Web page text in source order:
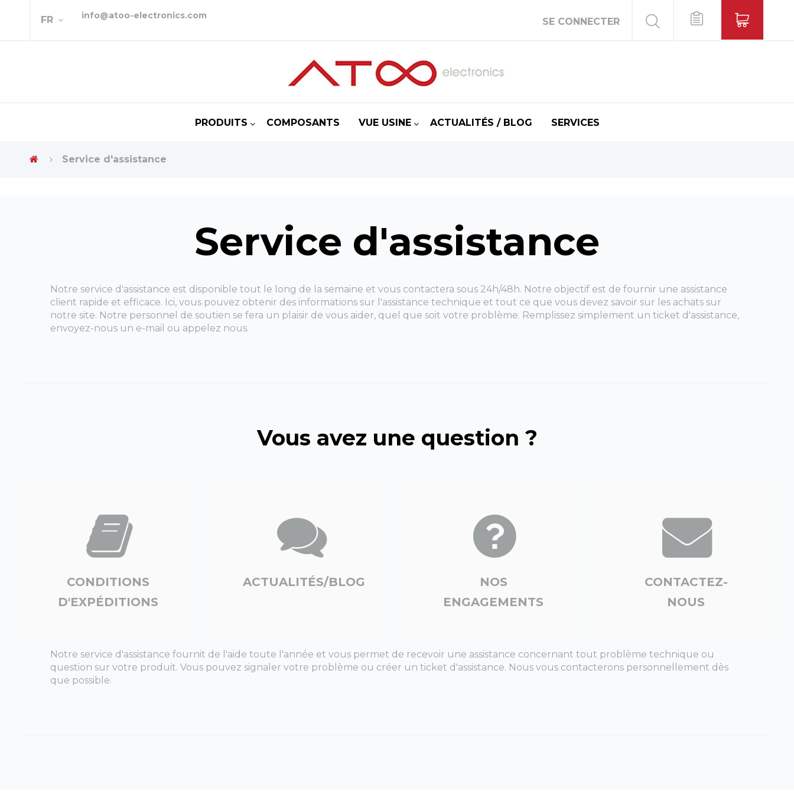
FR info@atoo-electronics.com
SE CONNECTER
PRODUITS COMPOSANTS VUE USINE ACTUALITÉS / BLOG SERVICES
Service d'assistance
Service d'assistance
Notre service d'assistance est disponible tout le long de la semaine et vous contactera sous 24h/48h. Notre objectif est de fournir une assistance
client rapide et efficace. Ici, vous pouvez obtenir des informations sur l'assistance technique et tout ce que vous devez savoir sur les achats sur
notre site. Notre personnel de soutien se fera un plaisir de vous aider, quel que soit votre problème. Remplissez simplement un ticket d'assistance,
envoyez-nous un e-mail ou appelez nous.
Vous avez une question ?
CONDITIONS
D'EXPÉDITIONS
ACTUALITÉS/BLOG
NOS
ENGAGEMENTS
CONTACTEZ-
NOUS
Notre service d'assistance fournit de l'aide toute l'année et vous permet de recevoir une assistance concernant tout problème technique ou
question sur votre produit. Vous pouvez signaler votre problème ou créer un ticket d'assistance. Nous vous contacterons personnellement dès
que possible.